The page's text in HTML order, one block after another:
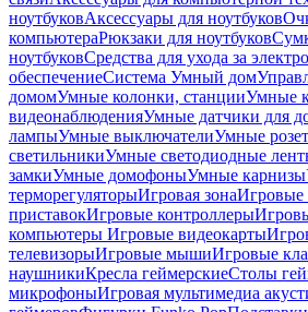
ноутбуковАксессуары для ноутбуков
компьютераРюкзаки для ноутбуков
ноутбуковСредства для ухода за
обеспечениеСистема Умный дом
домомУмные колонки, станцииУмные
видеонаблюденияУмные датчики для
лампыУмные выключателиУмные
светильникиУмные светодиодные
замкиУмные домофоныУмные карнизы
терморегуляторыИгровая зонаИгровые
приставокИгровые контроллеры
компьютеры Игровые видеокарты
телевизорыИгровые мышиИгровые
наушникиКресла геймерскиеСтолы
микрофоныИгровая мультимедиа